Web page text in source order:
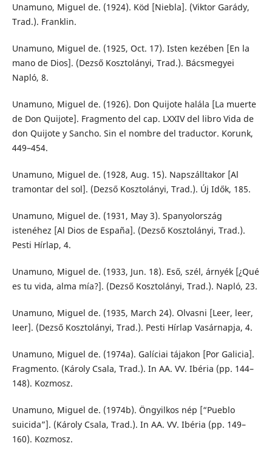
Unamuno, Miguel de. (1924). Köd [Niebla]. (Viktor Garády,
Trad.). Franklin.
Unamuno, Miguel de. (1925, Oct. 17). Isten kezében [En la
mano de Dios]. (Dezső Kosztolányi, Trad.). Bácsmegyei
Napló, 8.
Unamuno, Miguel de. (1926). Don Quijote halála [La muerte
de Don Quijote]. Fragmento del cap. LXXIV del libro Vida de
don Quijote y Sancho. Sin el nombre del traductor. Korunk,
449–454.
Unamuno, Miguel de. (1928, Aug. 15). Napszálltakor [Al
tramontar del sol]. (Dezső Kosztolányi, Trad.). Új Idők, 185.
Unamuno, Miguel de. (1931, May 3). Spanyolország
istenéhez [Al Dios de España]. (Dezső Kosztolányi, Trad.).
Pesti Hírlap, 4.
Unamuno, Miguel de. (1933, Jun. 18). Eső, szél, árnyék [¿Qué
es tu vida, alma mía?]. (Dezső Kosztolányi, Trad.). Napló, 23.
Unamuno, Miguel de. (1935, March 24). Olvasni [Leer, leer,
leer]. (Dezső Kosztolányi, Trad.). Pesti Hírlap Vasárnapja, 4.
Unamuno, Miguel de. (1974a). Galíciai tájakon [Por Galicia].
Fragmento. (Károly Csala, Trad.). In AA. VV. Ibéria (pp. 144–
148). Kozmosz.
Unamuno, Miguel de. (1974b). Öngyilkos nép [“Pueblo
suicida”]. (Károly Csala, Trad.). In AA. VV. Ibéria (pp. 149–
160). Kozmosz.